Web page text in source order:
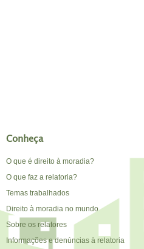
Conheça
O que é direito à moradia?
O que faz a relatoria?
Temas trabalhados
Direito à moradia no mundo
Sobre os relatores
Informações e denúncias à relatoria